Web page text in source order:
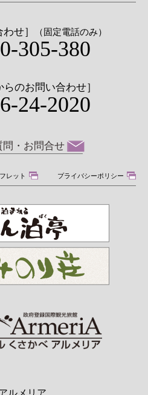
せ］ （固定電話のみ）
305-380
らのお問い合わせ］
24-2020
問・お問合せ
レット プライバシーポリシー
ルメリア